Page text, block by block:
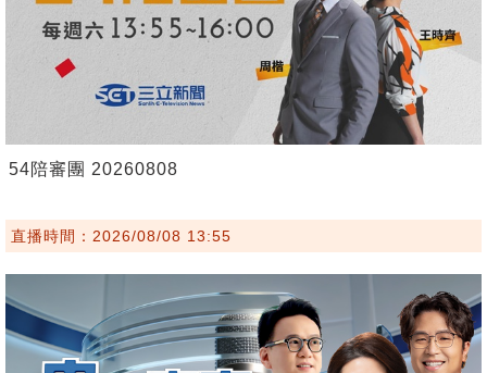
54陪審團 20260808
直播時間：2026/08/08 13:55